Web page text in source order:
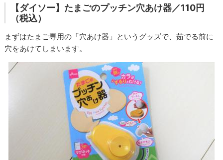
【ダイソー】たまごのプッチン穴あけ器／110円
（税込）
まずはたまご専用の「穴あけ器」というグッズで、茹でる前に
穴をあけてしまいます。